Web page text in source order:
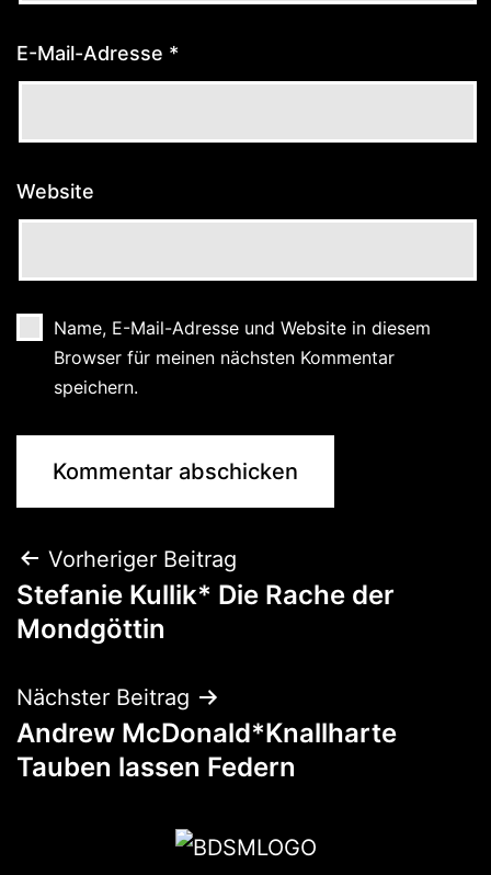
E-Mail-Adresse *
Website
Name, E-Mail-Adresse und Website in diesem
Browser für meinen nächsten Kommentar
speichern.
Vorheriger Beitrag
Stefanie Kullik* Die Rache der
Mondgöttin
Nächster Beitrag
Andrew McDonald*Knallharte
Tauben lassen Federn